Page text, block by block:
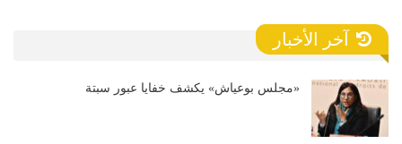
آخر الأخبار
«مجلس بوعياش» يكشف خفايا عبور سبتة